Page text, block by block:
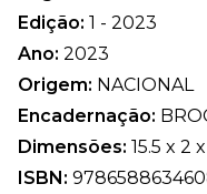
Edição: 1 - 2023
Ano: 2023
Origem: NACIONAL
Encadernação:
Dimensões: 15.5 x 2
ISBN: